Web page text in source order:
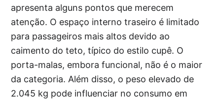
apresenta alguns pontos que merecem
atenção. O espaço interno traseiro é limitado
para passageiros mais altos devido ao
caimento do teto, típico do estilo cupê. O
porta-malas, embora funcional, não é o maior
da categoria. Além disso, o peso elevado de
2.045 kg pode influenciar no consumo em